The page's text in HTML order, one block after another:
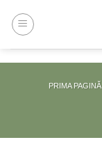
PRIMA PAGINĂ